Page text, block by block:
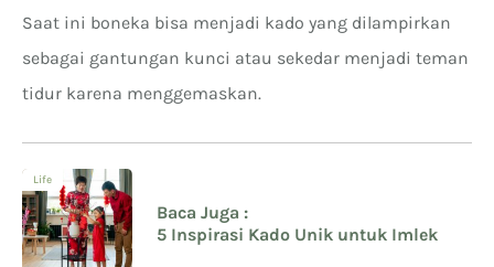
Saat ini boneka bisa menjadi kado yang dilampirkan
sebagai gantungan kunci atau sekedar menjadi teman
tidur karena menggemaskan.
Life
Baca Juga :
5 Inspirasi Kado Unik untuk Imlek